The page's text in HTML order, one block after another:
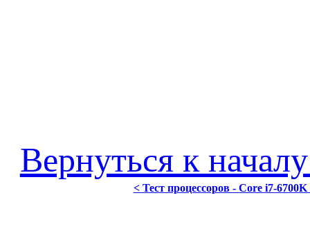
Вернуться к
< Тест процессоров - Core i7-